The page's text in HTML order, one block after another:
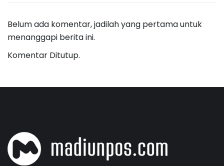
Belum ada komentar, jadilah yang pertama untuk
menanggapi berita ini.
Komentar Ditutup.